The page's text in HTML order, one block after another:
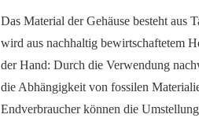
Das Material der Gehäuse besteht aus
wird aus nachhaltig bewirtschaftetem
der Hand: Durch die Verwendung
die Abhängigkeit von fossilen
Endverbraucher können die